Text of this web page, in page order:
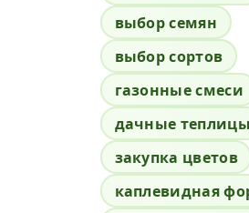
выбор семян
выбор сортов
газонные смеси
дачные теплицы
закупка цветов
каплевидная